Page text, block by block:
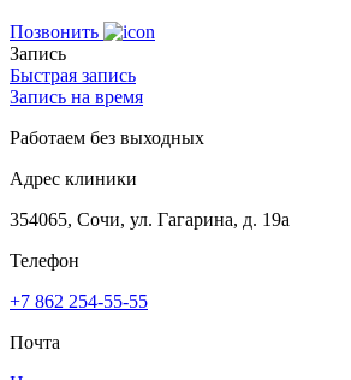
Позвонить
Запись
Быстрая запись
Запись на время
Работаем без выходных
Адрес клиники
354065, Сочи, ул. Гагарина, д. 19а
Телефон
+7 862 254-55-55
Почта